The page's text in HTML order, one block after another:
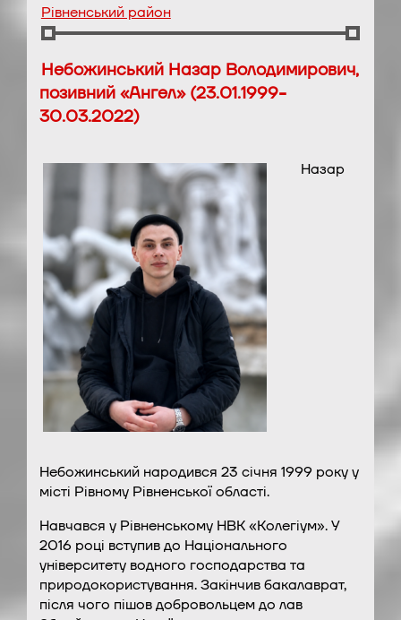
Рівненський район
Небожинський Назар Володимирович,
позивний «Ангел» (23.01.1999-
30.03.2022)
Назар
Небожинський народився 23 січня 1999 року у
місті Рівному Рівненської області.
Навчався у Рівненському НВК «Колегіум». У
2016 році вступив до Національного
університету водного господарства та
природокористування. Закінчив бакалаврат,
після чого пішов добровольцем до лав